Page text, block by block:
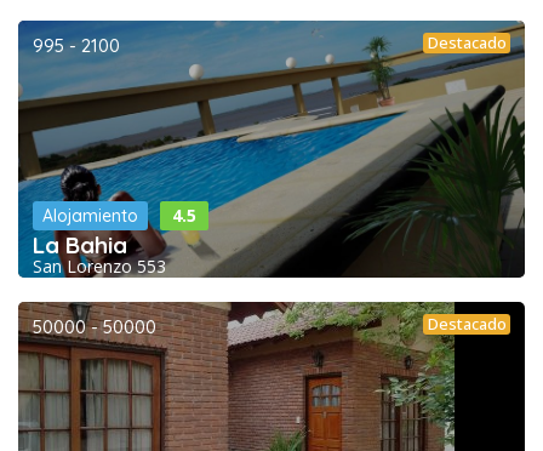
995 - 2100 Destacado
Alojamiento 4.5
La Bahia
San Lorenzo 553
50000 - 50000 Destacado